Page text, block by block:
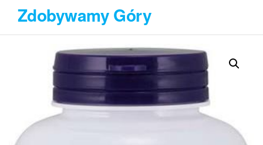
Przejdź
treści
Zdobywamy Góry